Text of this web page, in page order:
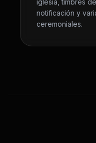
iglesia, timbres
notificación y
ceremoniales.